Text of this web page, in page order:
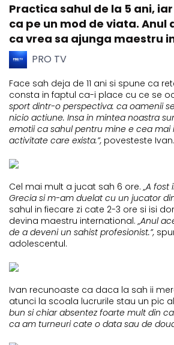
Practica sahul de la 5 ani,
ca pe un mod de viata. Anul
ca vrea sa ajunga maestru
PRO TV
Face sah deja de 11 ani si spune ca
consta in faptul ca-i place cu ce se
sport dintr-o perspectiva: ca oamenii
nicio actiune. Insa in mintea noastra
emotii ca sahul pentru mine e cea mai
activitate care exista.”, povesteste Ivan.
Cel mai mult a jucat sah 6 ore. „A
Grecia si m-am duelat cu un jucator
sahul in fiecare zi cate 2-3 ore si isi
devina maestru international. „Anul
de a deveni un sahist profesionist.”,
adolescentul.
Ivan recunoaste ca daca la sah ii
atunci la scoala lucrurile stau un pic
bun si chiar absentez foarte mult din
ca am turneuri cate o data sau de